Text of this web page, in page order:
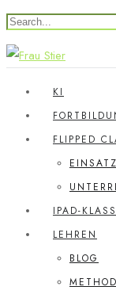
KI
FLIPPED
IPAD-
LEHREN
BLOG